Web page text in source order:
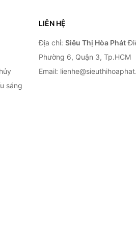
sáng
LIÊN HỆ
Địa chỉ: Siêu Thị Hòa Phát
Phường 6, Quận 3, Tp.HCM
Email: